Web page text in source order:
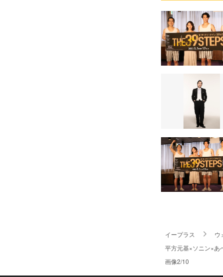
イープラス
ウ
平方元基×ソニン×
画像2/10